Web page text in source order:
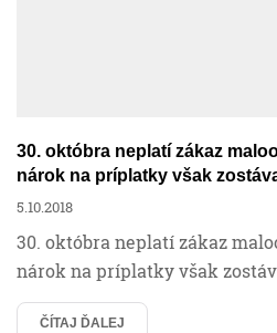
30. októbra neplatí zákaz
nárok na príplatky však
5.10.2018
30. októbra neplatí zákaz
nárok na príplatky však
ČÍTAJ ĎALEJ